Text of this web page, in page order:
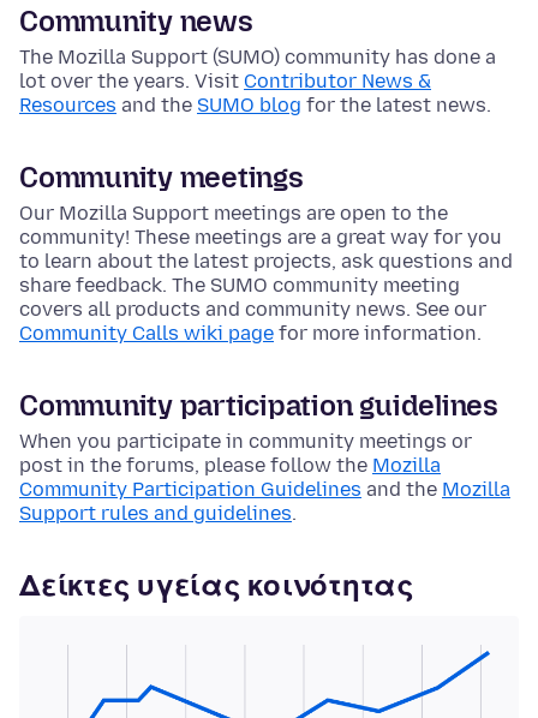
Community news
The Mozilla Support (SUMO) community has done a
lot over the years. Visit Contributor News &
Resources and the SUMO blog for the latest news.
Community meetings
Our Mozilla Support meetings are open to the
community! These meetings are a great way for you
to learn about the latest projects, ask questions and
share feedback. The SUMO community meeting
covers all products and community news. See our
Community Calls wiki page for more information.
Community participation guidelines
When you participate in community meetings or
post in the forums, please follow the Mozilla
Community Participation Guidelines and the Mozilla
Support rules and guidelines.
Δείκτες υγείας κοινότητας